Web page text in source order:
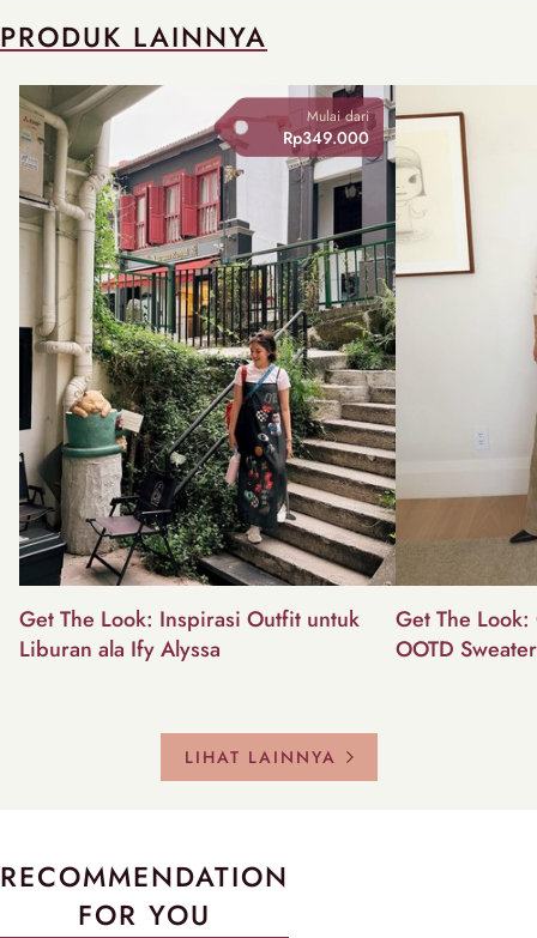
PRODUK LAINNYA
Mulai dari
Rp349.000
Get The Look: Inspirasi Outfit untuk
Liburan ala Ify Alyssa
Get The
OOTD
LIHAT LAINNYA
RECOMMENDATION
FOR YOU